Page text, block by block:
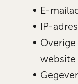
E-
IP-adres
website